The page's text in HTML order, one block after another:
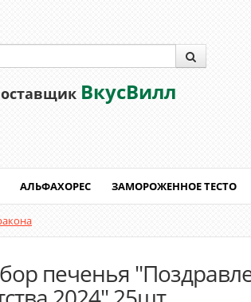
ВкусВилл
АЛЬФАХОРЕС ЗАМОРОЖЕННОЕ ТЕСТО
печенья